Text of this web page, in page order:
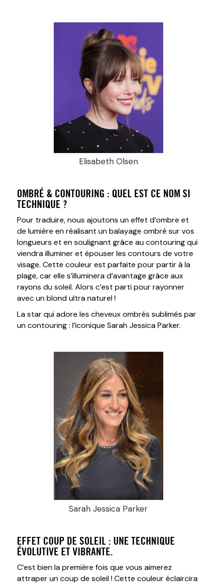
Elisabeth Olsen
OMBRÉ & CONTOURING : QUEL EST CE NOM SI
TECHNIQUE ?
Pour traduire, nous ajoutons un effet d’ombre et
de lumière en réalisant un balayage ombré sur vos
longueurs et en soulignant grâce au contouring qui
viendra illuminer et épouser les contours de votre
visage. Cette couleur est parfaite pour partir à la
plage, car elle s’illuminera d’avantage grâce aux
rayons du soleil. Alors c’est parti pour rayonner
avec un blond ultra naturel !
La star qui adore les cheveux ombrés sublimés par
un contouring : l’iconique Sarah Jessica Parker.
Sarah Jessica Parker
EFFET COUP DE SOLEIL : UNE TECHNIQUE
ÉVOLUTIVE ET VIBRANTE.
C’est bien la première fois que vous aimerez
attraper un coup de soleil ! Cette couleur éclaircira